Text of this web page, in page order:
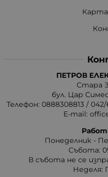
ПЕТРОВ
Стара
бул. Цар
Телефон: 0888308813 / 042/
E-mail:
Понеделник -
Събота:
В събота не се
Неделя: